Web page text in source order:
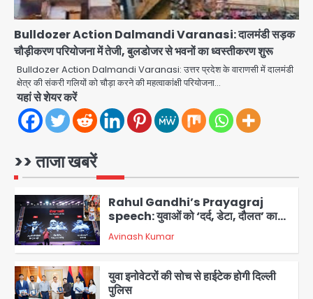
Bulldozer Action Dalmandi Varanasi: दालमंडी सड़क
चौड़ीकरण परियोजना में तेजी, बुलडोजर से भवनों का ध्वस्तीकरण शुरू
Bulldozer Action Dalmandi Varanasi: उत्तर प्रदेश के वाराणसी में दालमंडी
क्षेत्र की संकरी गलियों को चौड़ा करने की महत्वाकांक्षी परियोजना…
यहां से शेयर करें
>> ताजा खबरें
4
Team JHJ
5
एयरपोर्ट का फर्जी कर्मचारी बनकर 3 लाख
उड़ाए, अब पहुंचा सलाखों के पीछे
Team JHJ
1
Noida Sector-49: सेक्टर-49 में 18
2
Rahul Gandhi’s Prayagraj
speech: युवाओं को ‘दर्द, डेटा, दौलत’ का
संदेश, बीजेपी का वार
Avinash Kumar
युवा इनोवेटरों की सोच से हाईटेक होगी दिल्ली
पुलिस